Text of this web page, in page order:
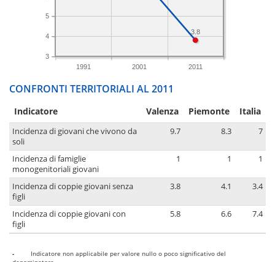
1991 2001 2011
3
4
5
3.8
CONFRONTI TERRITORIALI AL 2011
Indicatore Valenza Piemonte Italia
Incidenza di giovani che vivono da
soli
9.7 8.3 7
Incidenza di famiglie
monogenitoriali giovani
1 1 1
Incidenza di coppie giovani senza
figli
3.8 4.1 3.4
Incidenza di coppie giovani con
figli
5.8 6.6 7.4
-
Indicatore non applicabile per valore nullo o poco significativo del